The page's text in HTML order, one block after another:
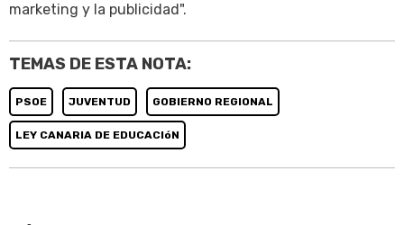
marketing y la publicidad".
TEMAS DE ESTA NOTA:
PSOE JUVENTUD GOBIERNO REGIONAL
LEY CANARIA DE EDUCACIóN